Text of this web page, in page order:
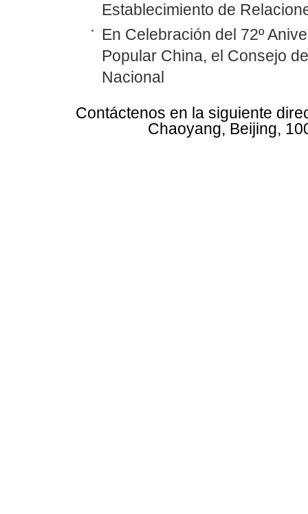
Establecimiento de
En Celebración del 72º
Popular China, el Consejo
Nacional
Contáctenos en la siguiente
Chaoyang, Beijing,